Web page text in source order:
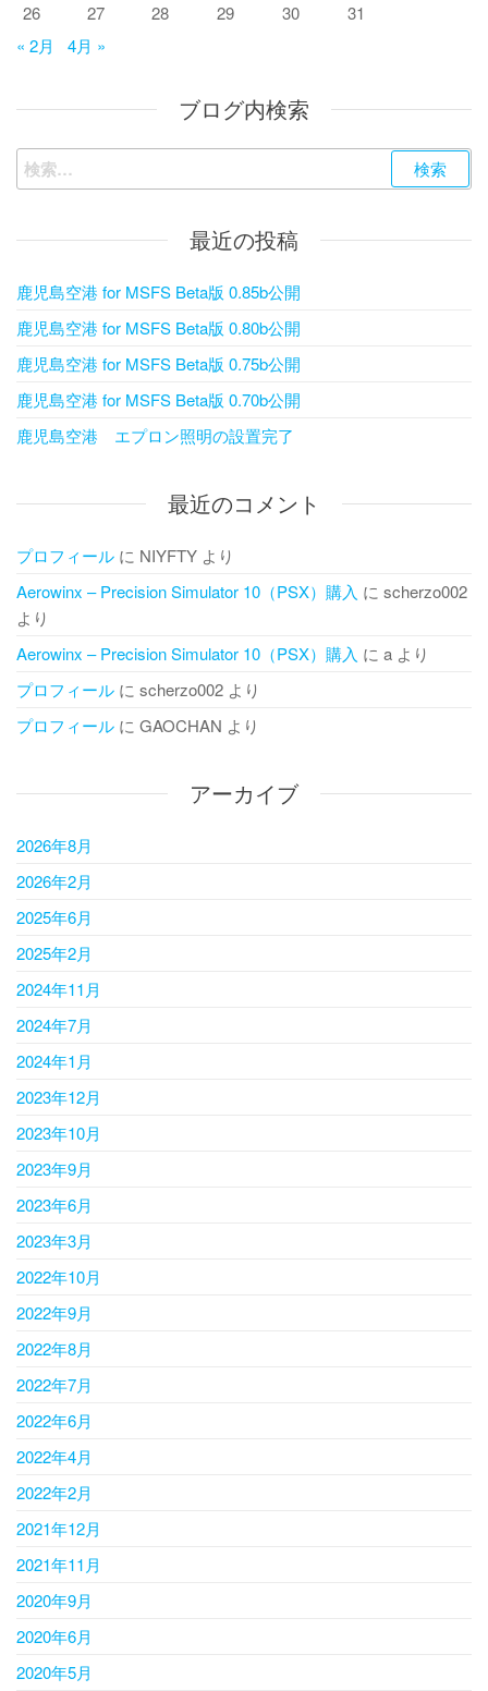
26
27 28 29 30
31
« 2月
4月 »
ブログ内検索
検
索:
最近の投稿
鹿児島空港 for MSFS Beta版 0.85b公開
鹿児島空港 for MSFS Beta版 0.80b公開
鹿児島空港 for MSFS Beta版 0.75b公開
鹿児島空港 for MSFS Beta版 0.70b公開
鹿児島空港 エプロン照明の設置完了
最近のコメント
プロフィール に NIYFTY より
Aerowinx – Precision Simulator 10（PSX）購入 に scherzo002
より
Aerowinx – Precision Simulator 10（PSX）購入 に a より
プロフィール に scherzo002 より
プロフィール に GAOCHAN より
アーカイブ
2026年8月
2026年2月
2025年6月
2025年2月
2024年11月
2024年7月
2024年1月
2023年12月
2023年10月
2023年9月
2023年6月
2023年3月
2022年10月
2022年9月
2022年8月
2022年7月
2022年6月
2022年4月
2022年2月
2021年12月
2021年11月
2020年9月
2020年6月
2020年5月